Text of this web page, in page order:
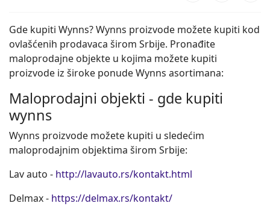
Gde kupiti Wynns? Wynns proizvode možete kupiti kod
ovlašćenih prodavaca širom Srbije. Pronađite
maloprodajne objekte u kojima možete kupiti
proizvode iz široke ponude Wynns asortimana:
Maloprodajni objekti - gde kupiti
wynns
Wynns proizvode možete kupiti u sledećim
maloprodajnim objektima širom Srbije:
Lav auto - http://lavauto.rs/kontakt.html
Delmax - https://delmax.rs/kontakt/